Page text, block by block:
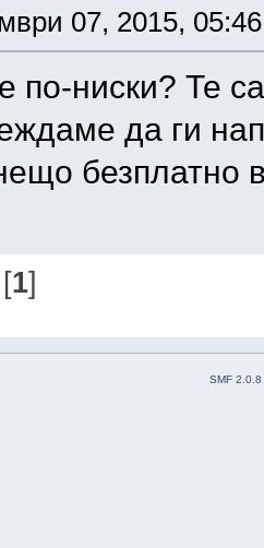
07, 2015,
по-ниски? Те
да ги
безплатно
1]
SMF 2.0.8